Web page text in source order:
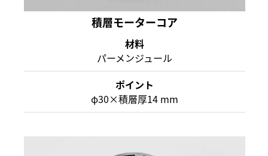
積層モーターコア
材料
パーメンジュール
ポイント
φ30×積層厚14 mm